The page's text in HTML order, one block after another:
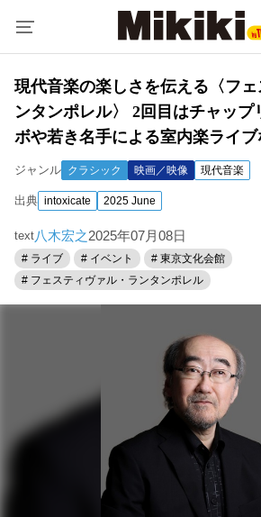
現代音楽の楽しさを伝える〈フ
ンタンポレル〉 2回目はチャップ
ボや若き名手による室内楽ライブ
ジャンル クラシック 映画／映像 現代音楽
出典 intoxicate 2025 June
text八木宏之2025年07月08日
# ライブ # イベント
# 東京文化会館
# フェスティヴァル・ランタンポレル